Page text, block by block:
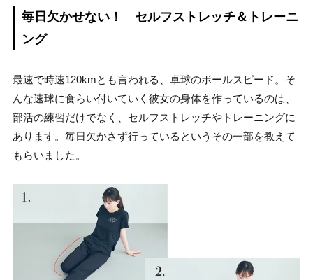
毎日欠かせない！ セルフストレッチ＆トレーニ
ング
最速で時速120kmとも言われる、卓球のボールスピード。そ
んな速球に食らい付いていく彼女の身体を作っているのは、
部活の練習だけでなく、セルフストレッチやトレーニングに
あります。毎日欠かさず行っているというその一部を教えて
もらいました。